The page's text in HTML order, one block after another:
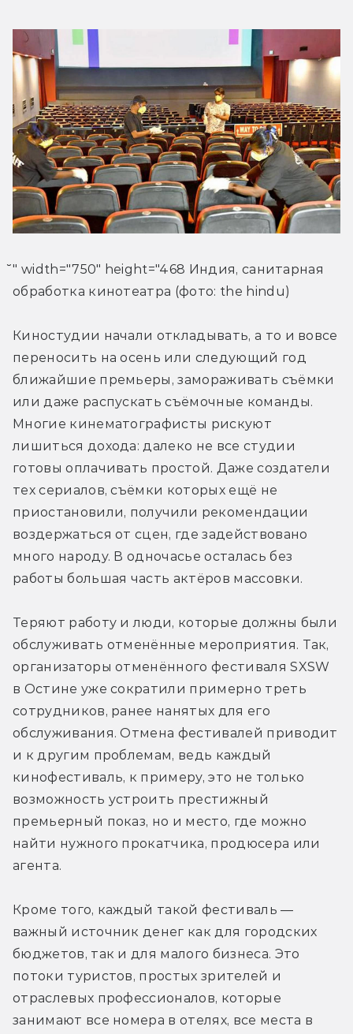
̆" width="750" height="468 Индия, санитарная
обработка кинотеатра (фото: the hindu)
Киностудии начали откладывать, а то и вовсе
переносить на осень или следующий год
ближайшие премьеры, замораживать съёмки
или даже распускать съёмочные команды.
Многие кинематографисты рискуют
лишиться дохода: далеко не все студии
готовы оплачивать простой. Даже создатели
тех сериалов, съёмки которых ещё не
приостановили, получили рекомендации
воздержаться от сцен, где задействовано
много народу. В одночасье осталась без
работы большая часть актёров массовки.
Теряют работу и люди, которые должны были
обслуживать отменённые мероприятия. Так,
организаторы отменённого фестиваля SXSW
в Остине уже сократили примерно треть
сотрудников, ранее нанятых для его
обслуживания. Отмена фестивалей приводит
и к другим проблемам, ведь каждый
кинофестиваль, к примеру, это не только
возможность устроить престижный
премьерный показ, но и место, где можно
найти нужного прокатчика, продюсера или
агента.
Кроме того, каждый такой фестиваль —
важный источник денег как для городских
бюджетов, так и для малого бизнеса. Это
потоки туристов, простых зрителей и
отраслевых профессионалов, которые
занимают все номера в отелях, все места в